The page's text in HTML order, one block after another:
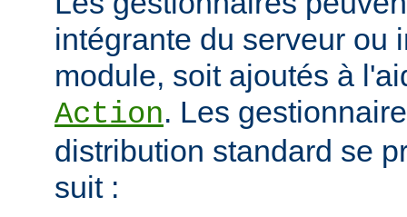
intégrante du serveur ou
module, soit ajoutés à
Action. Les
distribution standard se
suit :